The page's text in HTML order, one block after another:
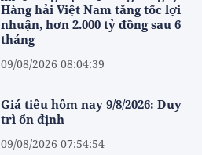
Hàng hải Việt Nam tăng tốc lợi
nhuận, hơn 2.000 tỷ đồng sau 6
tháng
09/08/2026 08:04:39
Giá tiêu hôm nay 9/8/2026: Duy
trì ổn định
09/08/2026 07:54:54